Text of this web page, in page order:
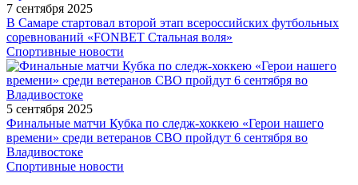
7 сентября 2025
В Самаре стартовал второй этап всероссийских футбольных
соревнований «FONBET Стальная воля»
Спортивные новости
5 сентября 2025
Финальные матчи Кубка по следж-хоккею «Герои нашего
времени» среди ветеранов СВО пройдут 6 сентября во
Владивостоке
Спортивные новости